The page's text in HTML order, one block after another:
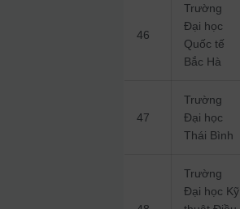
46
Trường
Đại học
Quốc tế
Bắc Hà
47
Trường
Đại học
Thái Bình
Trường
Đại học Kỹ